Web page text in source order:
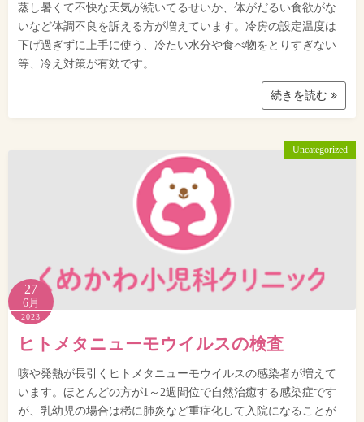
蒸し暑くて不快な天気が続いてるせいか、体がだるい食欲がな
いなど体調不良を訴える方が増えています。冷房の設定温度は
下げ過ぎずに上手に使う、冷たい水分や食べ物をとりすぎない
等、冷え対策が有効です。…
続きを読む
Uncategorized
27
6月
2023
ヒトメタニューモウイルスの検査
咳や発熱が長引くヒトメタニューモウイルスの感染者が増えて
います。ほとんどの方が1～2週間位で自然治癒する感染症です
が、乳幼児の場合は稀に肺炎など重症化して入院になることが